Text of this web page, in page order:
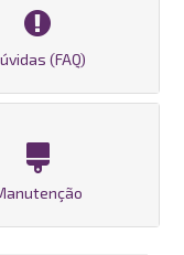
(FAQ)